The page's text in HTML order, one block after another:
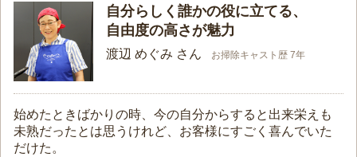
自分らしく誰かの役に立てる、
自由度の高さが魅力
渡辺 めぐみ さん お掃除キャスト歴 7年
始めたときばかりの時、今の自分からすると出来栄えも
未熟だったとは思うけれど、お客様にすごく喜んでいた
だけた。